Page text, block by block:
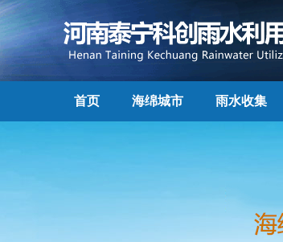
首页 海绵城市 雨水收集